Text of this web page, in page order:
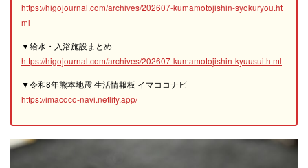
https://higojournal.com/archives/202607-kumamotojishin-syokuryou.ht
ml
▼給水・入浴施設まとめ
https://higojournal.com/archives/202607-kumamotojishin-kyuusui.html
▼令和8年熊本地震 生活情報板 イマココナビ
https://imacoco-navi.netlify.app/